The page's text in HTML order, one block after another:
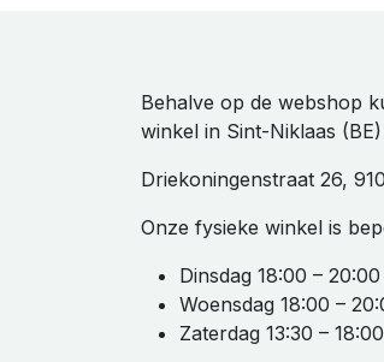
Behalve op de webshop
winkel in Sint-Niklaas (BE)
Driekoningenstraat 26,
Onze fysieke winkel is
Dinsdag 18:00 – 20:00
Woensdag 18:00 –
Zaterdag 13:30 – 18:00